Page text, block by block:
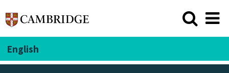
English